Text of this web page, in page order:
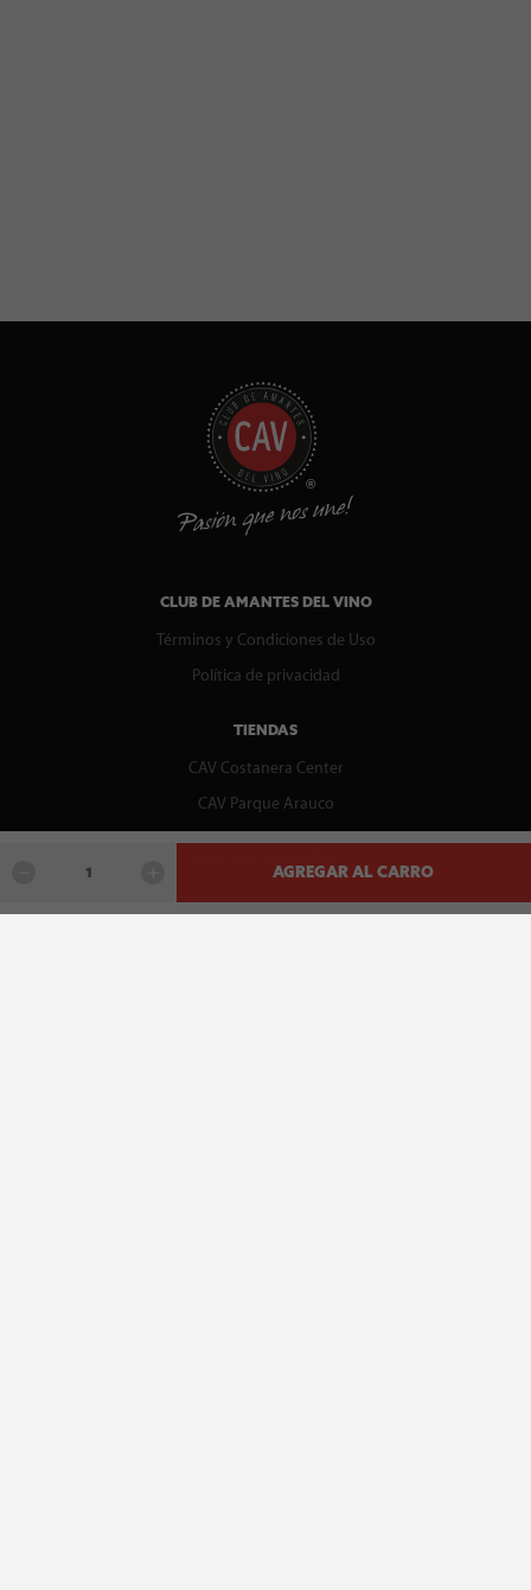
AGREGAR AL CARRO
CLUB DE AMANTES DEL VINO
Términos y Condiciones de Uso
Política de privacidad
TIENDAS
CAV Costanera Center
CAV Parque Arauco